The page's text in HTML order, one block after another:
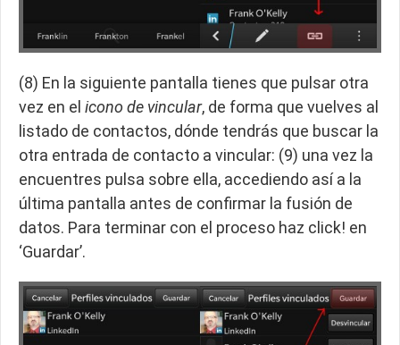
(8) En la siguiente pantalla tienes que pulsar otra
vez en el icono de vincular, de forma que vuelves al
listado de contactos, dónde tendrás que buscar la
otra entrada de contacto a vincular: (9) una vez la
encuentres pulsa sobre ella, accediendo así a la
última pantalla antes de confirmar la fusión de
datos. Para terminar con el proceso haz click! en
‘Guardar’.